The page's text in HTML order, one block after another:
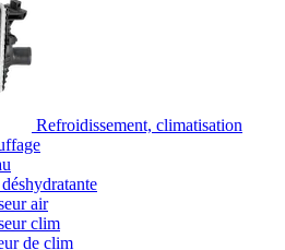
Refroidissement, climatisation
air
clim
de clim